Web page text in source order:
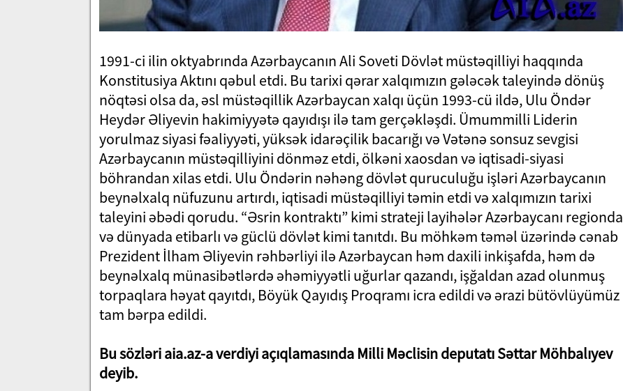
1991-ci ilin oktyabrında Azərbaycanın Ali Soveti Dövlət müstəqilliyi haqqında
Konstitusiya Aktını qəbul etdi. Bu tarixi qərar xalqımızın gələcək taleyində dönüş
nöqtəsi olsa da, əsl müstəqillik Azərbaycan xalqı üçün 1993-cü ildə, Ulu Öndər
Heydər Əliyevin hakimiyyətə qayıdışı ilə tam gerçəkləşdi. Ümummilli Liderin
yorulmaz siyasi fəaliyyəti, yüksək idarəçilik bacarığı və Vətənə sonsuz sevgisi
Azərbaycanın müstəqilliyini dönməz etdi, ölkəni xaosdan və iqtisadi-siyasi
böhrandan xilas etdi. Ulu Öndərin nəhəng dövlət quruculuğu işləri Azərbaycanın
beynəlxalq nüfuzunu artırdı, iqtisadi müstəqilliyi təmin etdi və xalqımızın tarixi
taleyini əbədi qorudu. “Əsrin kontraktı” kimi strateji layihələr Azərbaycanı regionda
və dünyada etibarlı və güclü dövlət kimi tanıtdı. Bu möhkəm təməl üzərində cənab
Prezident İlham Əliyevin rəhbərliyi ilə Azərbaycan həm daxili inkişafda, həm də
beynəlxalq münasibətlərdə əhəmiyyətli uğurlar qazandı, işğaldan azad olunmuş
torpaqlara həyat qayıtdı, Böyük Qayıdış Proqramı icra edildi və ərazi bütövlüyümüz
tam bərpa edildi.
Bu sözləri aia.az-a verdiyi açıqlamasında Milli Məclisin deputatı Səttar Möhbalıyev
deyib.